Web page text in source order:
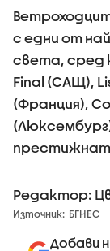
с едни от
света, сред
Final (САЩ),
(Франция),
Редактор:
Източник: БГНЕС
Добави